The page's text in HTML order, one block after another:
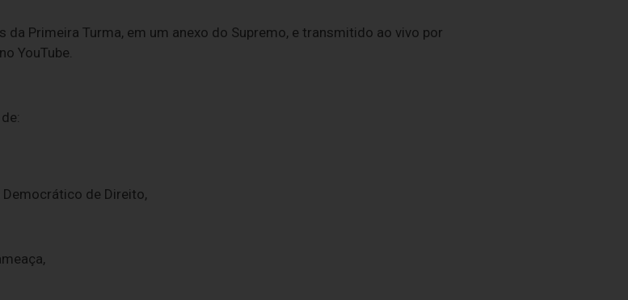
Primeira Turma, em um anexo do Supremo, e transmitido ao vivo por
YouTube.
de Direito,